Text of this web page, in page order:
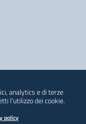
analytics e di terze
l’utilizzo dei cookie.
policy